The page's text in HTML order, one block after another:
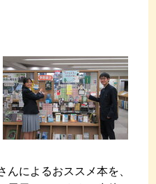
んによるおススメ本を、